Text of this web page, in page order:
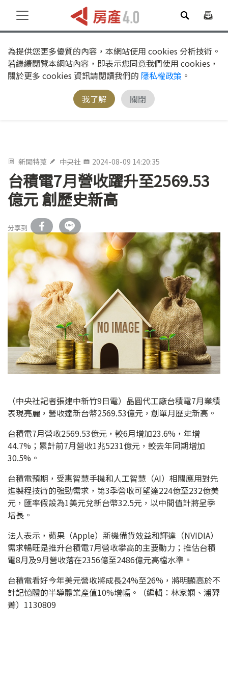
為提供您更多優質的內容，本網站使用 cookies 分析技術。
若繼續閱覽本網站內容，即表示您同意我們使用 cookies，
關於更多 cookies 資訊請閱讀我們的 隱私權政策 。
我了解
關閉
新聞特蒐 中央社 2024-08-09 14:20:35
台積電7月營收躍升至2569.53
億元 創歷史新高
分享到
（中央社記者張建中新竹9日電）晶圓代工廠台積電7月業績
表現亮麗，營收達新台幣2569.53億元，創單月歷史新高。
台積電7月營收2569.53億元，較6月增加23.6%，年增
44.7%；累計前7月營收1兆5231億元，較去年同期增加
30.5%。
台積電預期，受惠智慧手機和人工智慧（AI）相關應用對先
進製程技術的強勁需求，第3季營收可望達224億至232億美
元，匯率假設為1美元兌新台幣32.5元，以中間值計將呈季
增長。
法人表示，蘋果（Apple）新機備貨效益和輝達（NVIDIA）
需求暢旺是推升台積電7月營收攀高的主要動力；推估台積
電8月及9月營收落在2356億至2486億元高檔水準。
台積電看好今年美元營收將成長24%至26%，將明顯高於不
計記憶體的半導體業產值10%增幅。（編輯：林家嫻、潘羿
菁）1130809